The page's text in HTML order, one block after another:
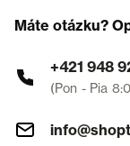
Máte otázku?
+421 948
(Pon - Pia